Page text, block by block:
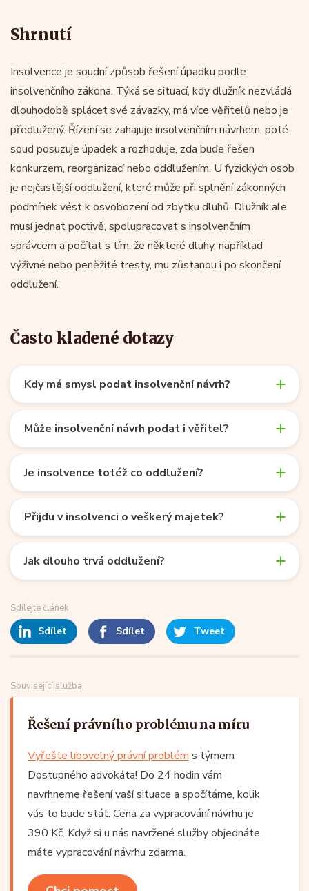
Shrnutí
Insolvence je soudní způsob řešení úpadku podle
insolvenčního zákona. Týká se situací, kdy dlužník nezvládá
dlouhodobě splácet své závazky, má více věřitelů nebo je
předlužený. Řízení se zahajuje insolvenčním návrhem, poté
soud posuzuje úpadek a rozhoduje, zda bude řešen
konkurzem, reorganizací nebo oddlužením. U fyzických osob
je nejčastější oddlužení, které může při splnění zákonných
podmínek vést k osvobození od zbytku dluhů. Dlužník ale
musí jednat poctivě, spolupracovat s insolvenčním
správcem a počítat s tím, že některé dluhy, například
výživné nebo peněžité tresty, mu zůstanou i po skončení
oddlužení.
Často kladené dotazy
Kdy má smysl podat insolvenční návrh?
Může insolvenční návrh podat i věřitel?
Je insolvence totéž co oddlužení?
Přijdu v insolvenci o veškerý majetek?
Jak dlouho trvá oddlužení?
Sdílejte článek
Sdílet Sdílet Tweet
Související služba
Řešení právního problému na míru
Vyřešte libovolný právní problém s týmem
Dostupného advokáta! Do 24 hodin vám
navrhneme řešení vaší situace a spočítáme, kolik
vás to bude stát. Cena za vypracování návrhu je
390 Kč. Když si u nás navržené služby objednáte,
máte vypracování návrhu zdarma.